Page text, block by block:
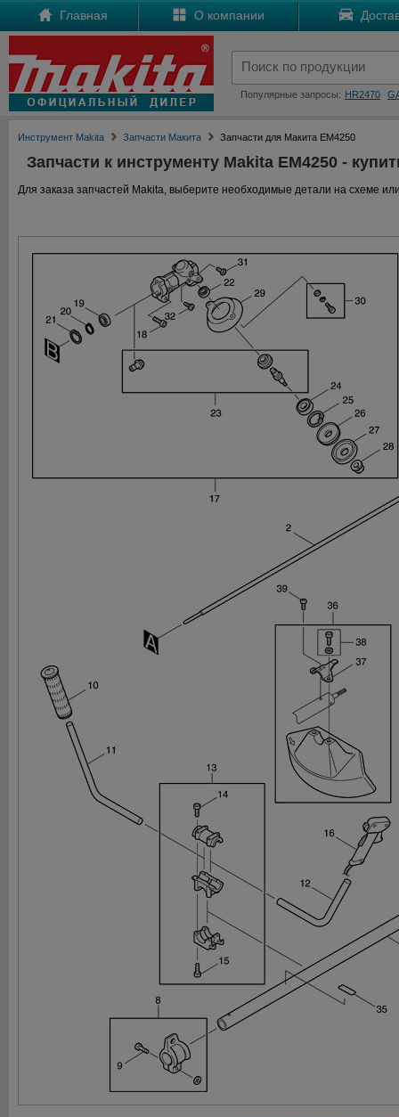
Главная О компании
Популярные запросы: HR2470
Инструмент Makita Запчасти Макита Запчасти для Макита EM4250
Запчасти к инструменту Makita EM4250 -
Для заказа запчастей Makita, выберите необходимые детали на схеме